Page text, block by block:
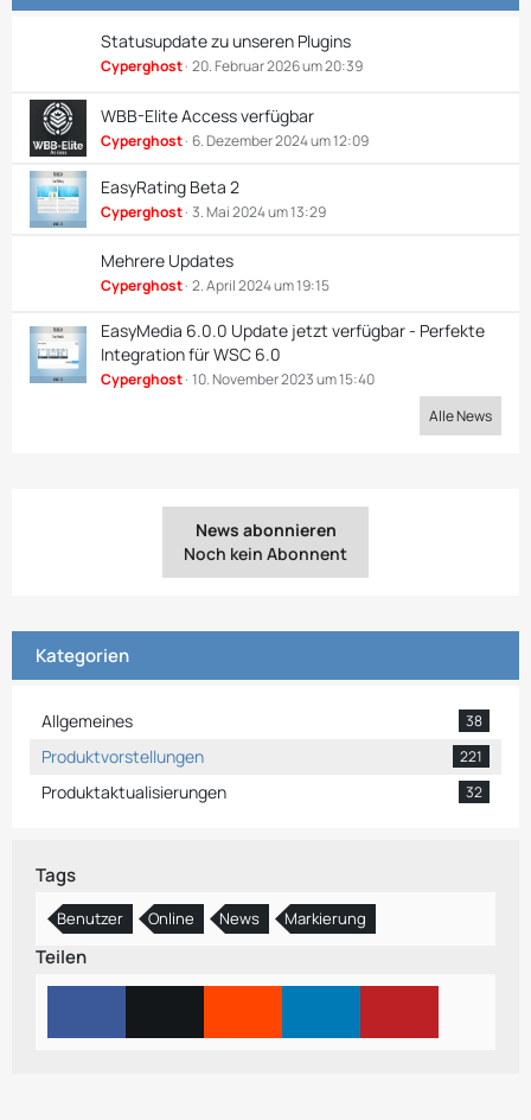
Statusupdate zu unseren Plugins
Cyperghost 20. Februar 2026 um 20:39
WBB-Elite Access verfügbar
Cyperghost 6. Dezember 2024 um 12:09
EasyRating Beta 2
Cyperghost 3. Mai 2024 um 13:29
Mehrere Updates
Cyperghost 2. April 2024 um 19:15
EasyMedia 6.0.0 Update jetzt verfügbar - Perfekte
Integration für WSC 6.0
Cyperghost 10. November 2023 um 15:40
Alle News
News abonnieren
Noch kein Abonnent
Kategorien
Allgemeines 38
Produktvorstellungen 221
Produktaktualisierungen 32
Tags
Benutzer Online News Markierung
Teilen